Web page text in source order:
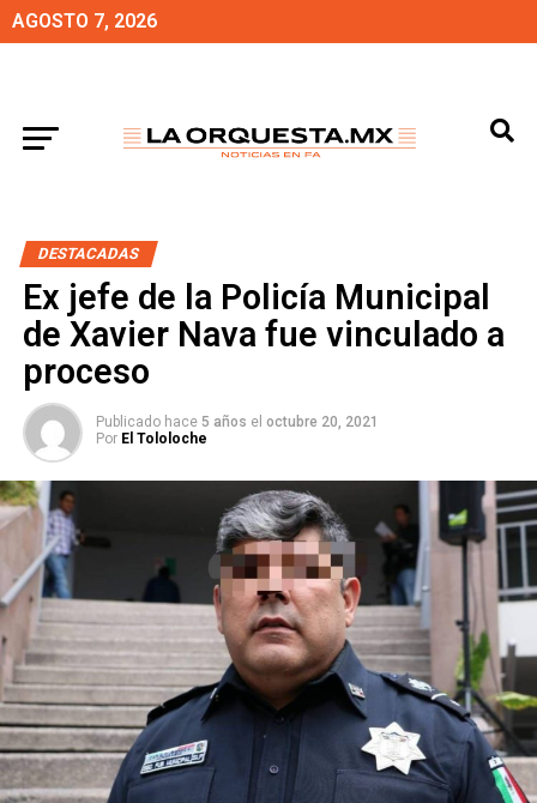
AGOSTO 7, 2026
DESTACADAS
Ex jefe de la Policía Municipal
de Xavier Nava fue vinculado a
proceso
Publicado hace 5 años el octubre 20, 2021
Por El Tololoche